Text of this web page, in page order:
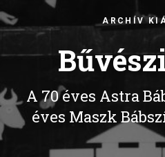
ARCHÍV
A 70 éves Astra
éves Maszk